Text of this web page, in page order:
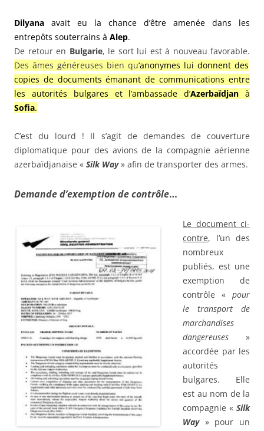
Dilyana avait eu la chance d’être amenée dans les
entrepôts souterrains à Alep.
De retour en Bulgarie, le sort lui est à nouveau favorable.
Des âmes généreuses bien qu‘anonymes lui donnent des
copies de documents émanant de communications entre
les autorités bulgares et l’ambassade d’Azerbaïdjan à
Sofia.
C’est du lourd ! Il s’agit de demandes de couverture
diplomatique pour des avions de la compagnie aérienne
azerbaïdjanaise « Silk Way » afin de transporter des armes.
Demande d’exemption de contrôle…
Le document ci-
contre, l’un des
nombreux
publiés, est une
exemption de
contrôle « pour
le transport de
marchandises
dangereuses »
accordée par les
autorités
bulgares. Elle
est au nom de la
compagnie « Silk
Way » pour un